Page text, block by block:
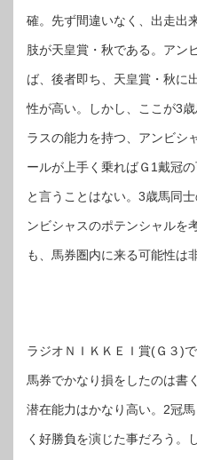
確。先ず間違いなく、出走出
肢が天皇賞・秋である。アン
ば、後者即ち、天皇賞・秋に
性が高い。しかし、ここが3
ラスの能力を持つ、アンビシ
ールが上手く乗ればＧ1戴冠
と言うことはない。3歳馬同
ンビシャスのポテンシャルを
も、馬券圏内に来る可能性は
ラジオＮＩＫＫＥＩ賞(Ｇ３)
馬券でかなり損をしたのは書
潜在能力はかなり高い。2冠
く好勝負を演じた事だろう。